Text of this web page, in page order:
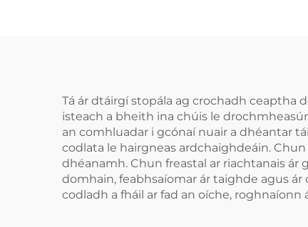
Tá ár dtáirgí stopála ag crochadh ceaptha
isteach a bheith ina chúis le
an comhluadar i gcónaí nuair a dhéantar
codlata le hairgneas ardchaighdeáin.
dhéanamh. Chun freastal ar riachtanais
domhain, feabhsaíomar ár taighde agus
codladh a fháil ar fad an oíche,